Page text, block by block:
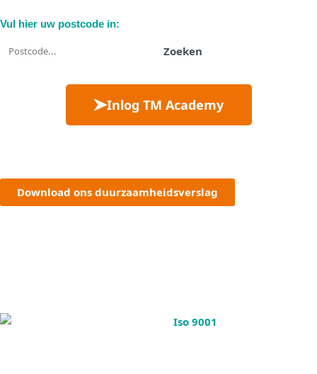
Vul hier uw postcode in:
Zoeken
Inlog TM Academy
Download ons duurzaamheidsverslag